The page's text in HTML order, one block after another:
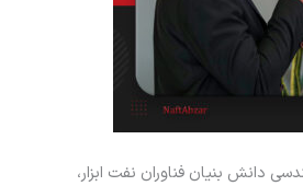
دانش بنیان فناوران نفت ابزار،